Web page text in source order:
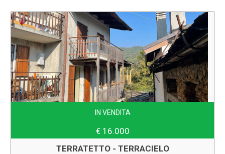
IN VENDITA
€ 16.000
TERRATETTO - TERRACIELO